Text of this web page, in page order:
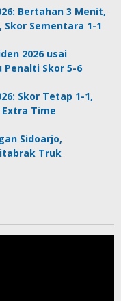
Bertahan 3 Menit,
Skor Sementara 1-1
2026 usai
Penalti Skor 5-6
Skor Tetap 1-1,
Time
Sidoarjo,
Truk